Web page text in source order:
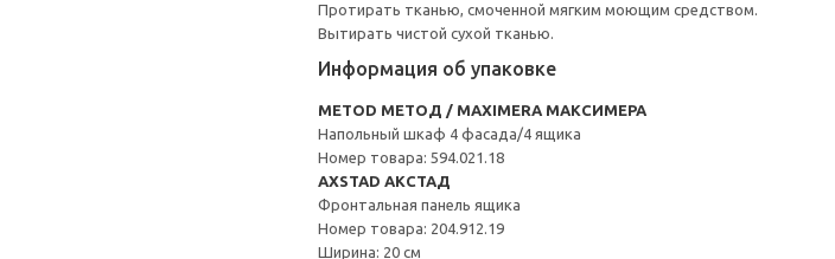
Протирать тканью, смоченной мягким моющим средством.
Вытирать чистой сухой тканью.
Информация об упаковке
METOD МЕТОД / MAXIMERA МАКСИМЕРА
Напольный шкаф 4 фасада/4 ящика
Номер товара: 594.021.18
AXSTAD АКСТАД
Фронтальная панель ящика
Номер товара: 204.912.19
Ширина: 20 см